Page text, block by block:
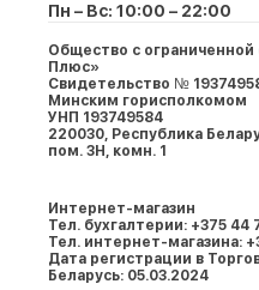
Пн – Вс: 10:00 – 22:00
Общество с
Плюс»
Свидетельство №
Минским горисполкомом
УНП 193749584
220030, Республика
пом. 3Н, комн. 1
Интернет-магазин
Тел. бухгалтерии: +375
Тел. интернет-магазина:
Дата регистрации в
Беларусь: 05.03.2024